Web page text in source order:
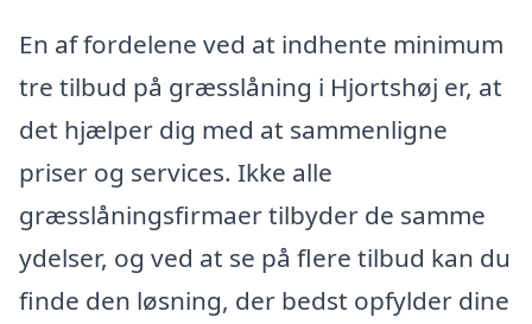
En af fordelene ved at indhente minimum
tre tilbud på græsslåning i Hjortshøj er, at
det hjælper dig med at sammenligne
priser og services. Ikke alle
græsslåningsfirmaer tilbyder de samme
ydelser, og ved at se på flere tilbud kan du
finde den løsning, der bedst opfylder dine